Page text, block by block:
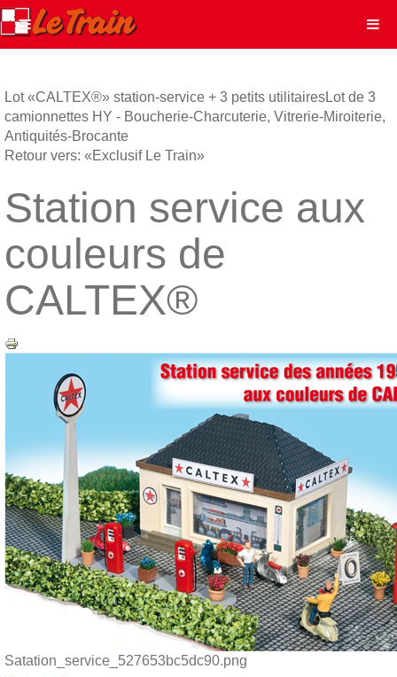
Lot «CALTEX®» station-service + 3 petits utilitairesLot de 3
camionnettes HY - Boucherie-Charcuterie, Vitrerie-Miroiterie,
Antiquités-Brocante
Retour vers: «Exclusif Le Train»
Station service aux
couleurs de
CALTEX®
Satation_service_527653bc5dc90.png